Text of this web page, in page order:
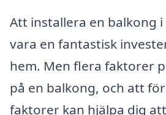
Att installera en balkong
vara en fantastisk
hem. Men flera faktorer
på en balkong, och att
faktorer kan hjälpa dig